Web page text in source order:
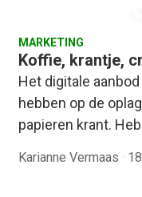
MARKETING
Koffie, krantje,
Het digitale
hebben op de
papieren krant.
Karianne Vermaas ·